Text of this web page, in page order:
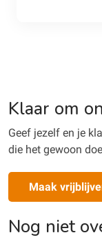
Klaar om
Geef jezelf en je
die het gewoon
Maak
Nog niet